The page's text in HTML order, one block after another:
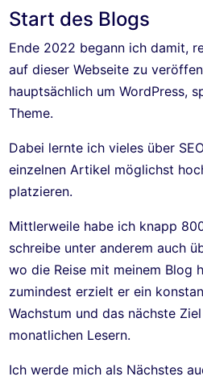
Start des Blogs
Ende 2022 begann ich damit,
auf dieser Webseite zu
hauptsächlich um WordPress,
Theme.
Dabei lernte ich vieles über
einzelnen Artikel möglichst
platzieren.
Mittlerweile habe ich knapp
schreibe unter anderem auch
wo die Reise mit meinem Blog
zumindest erzielt er ein
Wachstum und das nächste
monatlichen Lesern.
Ich werde mich als Nächstes